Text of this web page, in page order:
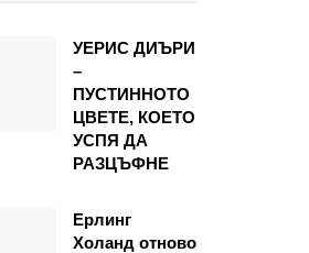
УЕРИС ДИЪРИ
–
ПУСТИННОТО
ЦВЕТЕ, КОЕТО
УСПЯ ДА
РАЗЦЪФНЕ
Ерлинг
Холанд отново